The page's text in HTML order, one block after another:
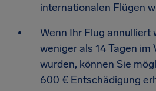
internationalen Flügen
Wenn Ihr Flug annulliert
weniger als 14 Tagen
wurden, können Sie
600 € Entschädigung